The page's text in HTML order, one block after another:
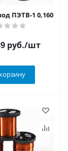
ПЭТВ-1 0,160
руб./шт